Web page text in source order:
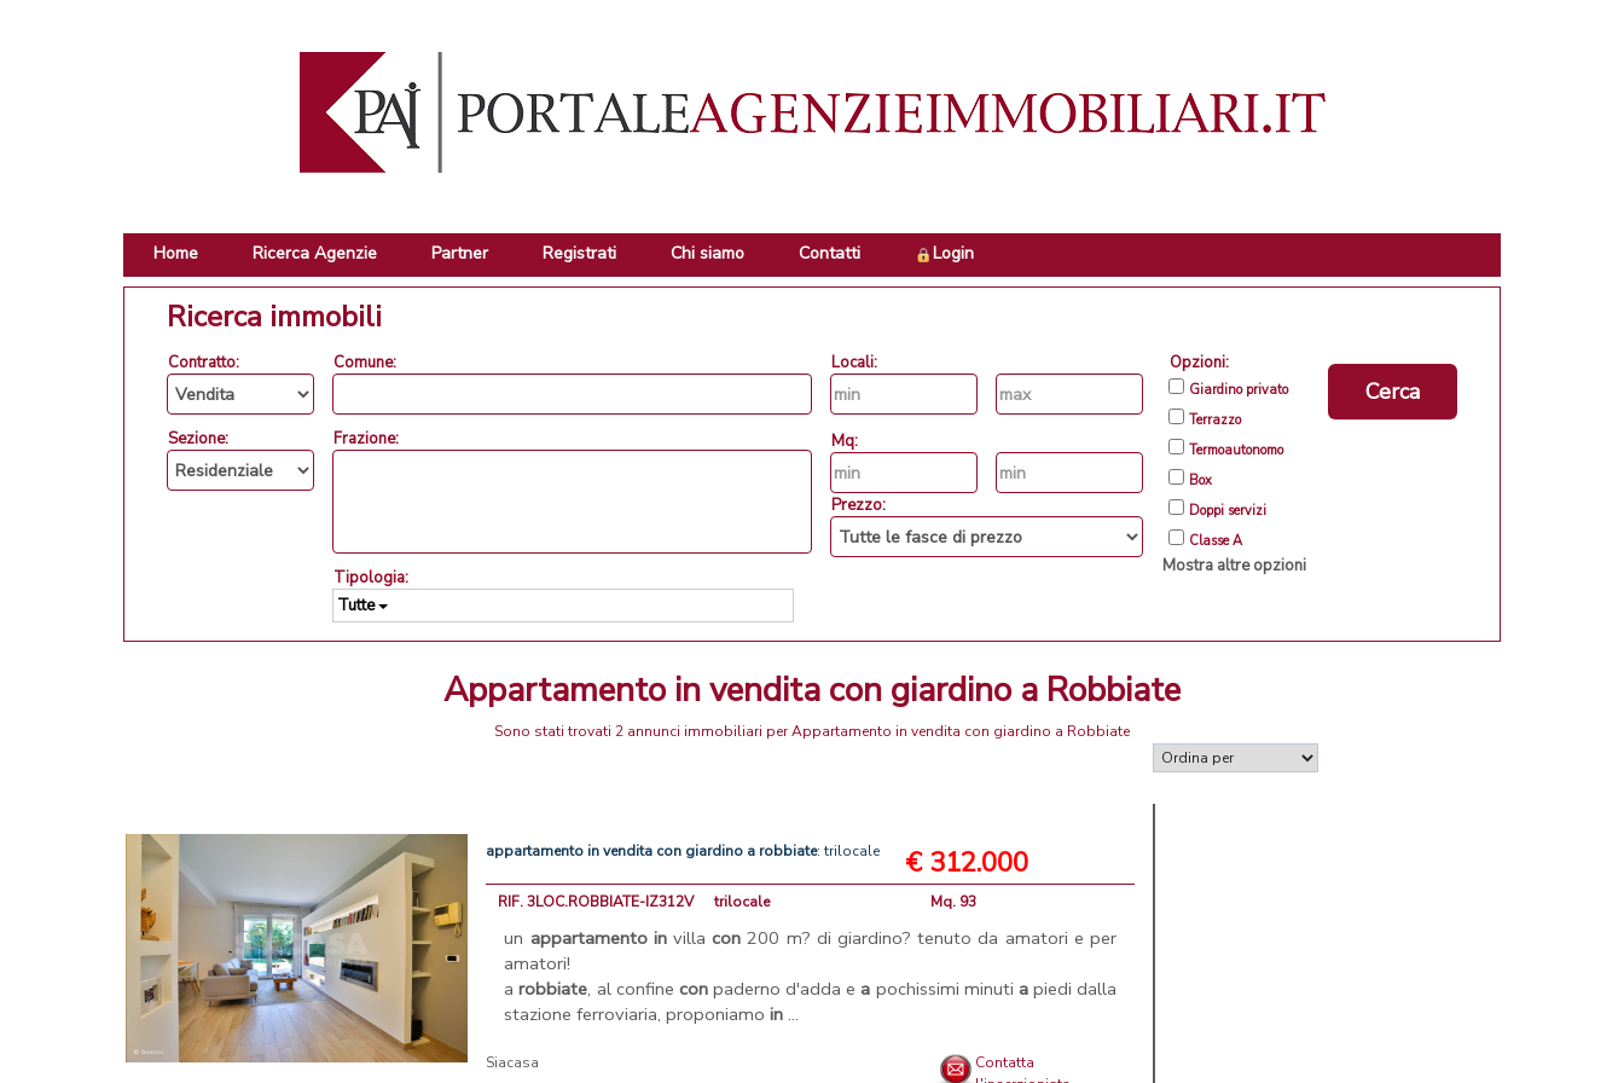
Home Ricerca Agenzie Partner Registrati Chi siamo Contatti Login
Ricerca immobili
Contratto:
Sezione:
Comune:
Frazione:
Tipologia:
Tutte
Locali:
Mq:
Prezzo:
Opzioni:
Giardino privato
Terrazzo
Termoautonomo
Box
Doppi servizi
Classe A
Mostra altre opzioni
Cerca
Appartamento in vendita con giardino a Robbiate
Sono stati trovati 2 annunci immobiliari per Appartamento in vendita con giardino a Robbiate
appartamento in vendita con giardino a robbiate: trilocale € 312.000
RIF. 3LOC.ROBBIATE-IZ312V trilocale Mq. 93
un appartamento invillacon 200 m? di giardino? tenuto da amatori e per
amatori!
arobbiate, al confine conpaderno d'adda e a pochissimi minuti apiedi dalla
stazione ferroviaria, proponiamoin ...
Siacasa
Contatta